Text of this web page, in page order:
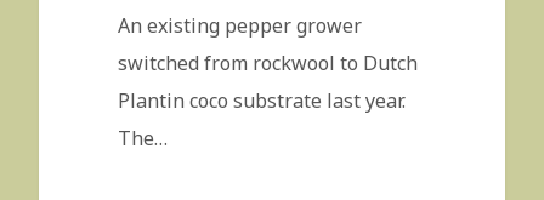
An existing pepper grower
switched from rockwool to Dutch
Plantin coco substrate last year.
The…